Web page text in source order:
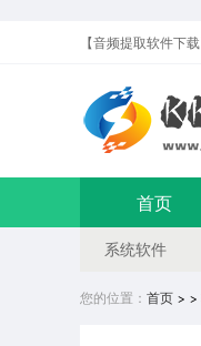
【音频提取软件下
首页
系统软件
您的位置： 首页 > >